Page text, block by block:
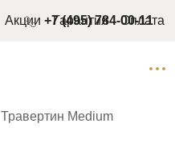
Акции Гарантия Оплата
+7 (495) 784-00-11
Травертин Medium